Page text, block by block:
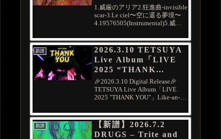
唱
1.威厳のアリア2.狂進曲-invisible
scar-3.Le ciel〜空に還る夢境〜
4.19576505(Instrumental)5.威厳
invisible scar-(Instru...
新譜
2026.3.10 TETSUYA
Live Album「LIVE
2025 “THANK
YOU”」 & – Live
Album「LIVE 2025
“THANK YOU”」
🎉2026.3.10 Digital Release🎉
TETSUYA Live Album「LIVE
2025 "THANK YOU"」Like-an-
"THANK YOU"」 の2枚が...
新譜
【新譜】2026.7.2
DRUGS – Trite and